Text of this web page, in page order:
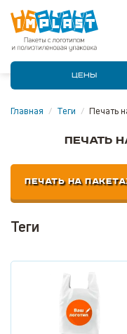
ЦЕНЫ
Главная / Теги / Печать
Печать
ПЕЧАТЬ НА
Теги